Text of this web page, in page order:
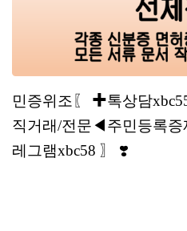
민증위조〖 ✚톡상담
직거래/전문◀주민등록증
레그램xbc58 〗 ❣️